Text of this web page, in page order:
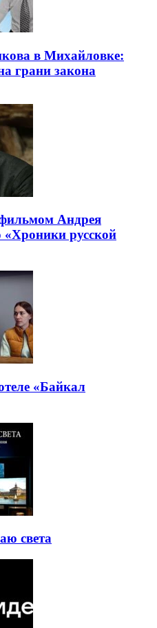
в Михайловке:
грани закона
Андрея
«Хроники русской
«Байкал
света